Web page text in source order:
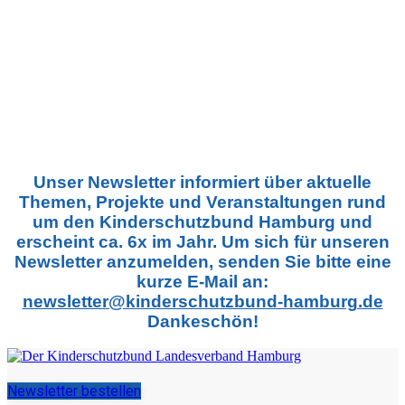
Unser Newsletter informiert über aktuelle
Themen, Projekte und Veranstaltungen rund
um den Kinderschutzbund Hamburg und
erscheint ca. 6x im Jahr. Um sich für unseren
Newsletter anzumelden, senden Sie bitte eine
kurze E-Mail an:
newsletter@kinderschutzbund-hamburg.de
Dankeschön!
Newsletter bestellen